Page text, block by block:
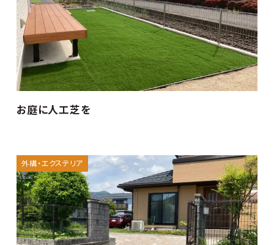
お庭に人工芝を
外構・エクステリア